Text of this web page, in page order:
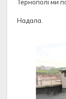
Тернополі ми
Надала.